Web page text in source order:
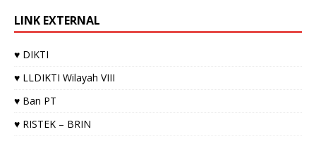
LINK EXTERNAL
♥ DIKTI
♥ LLDIKTI Wilayah VIII
♥ Ban PT
♥ RISTEK – BRIN